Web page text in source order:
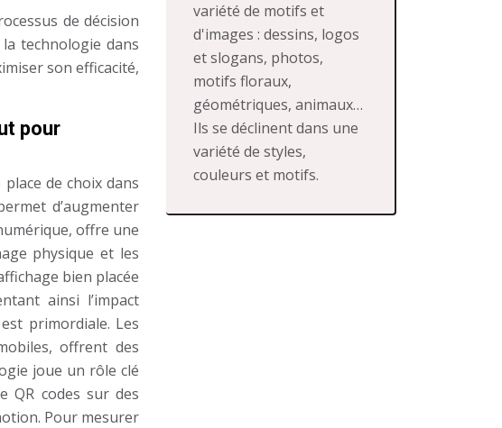
de décision
technologie dans
son efficacité,
pour
de choix dans
d’augmenter
offre une
physique et les
bien placée
ainsi l’impact
primordiale. Les
offrent des
joue un rôle clé
QR codes sur des
Pour mesurer
variété de motifs et
d'images : dessins, logos
et slogans, photos,
motifs floraux,
géométriques, animaux…
Ils se déclinent dans une
variété de styles,
couleurs et motifs.